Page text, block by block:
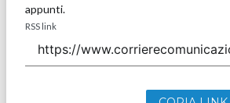
appunti.
RSS link